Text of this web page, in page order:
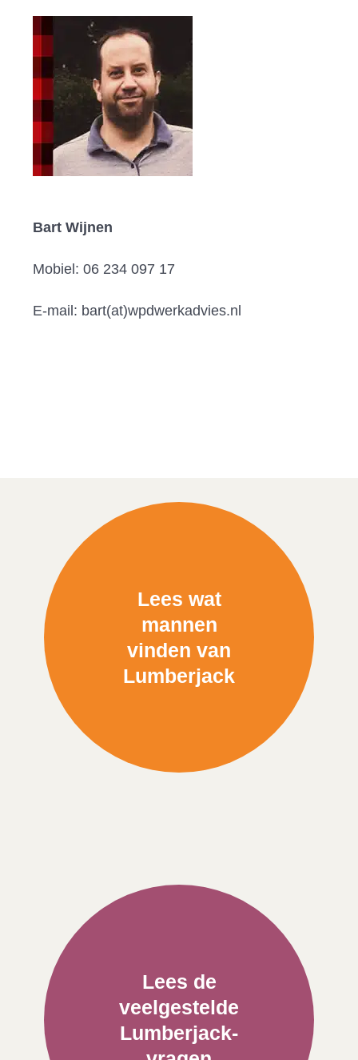
Bart Wijnen
Mobiel: 06 234 097 17
E-mail: bart(at)wpdwerkadvies.nl
Lees wat
mannen
vinden van
Lumberjack
Lees de
veelgestelde
Lumberjack-